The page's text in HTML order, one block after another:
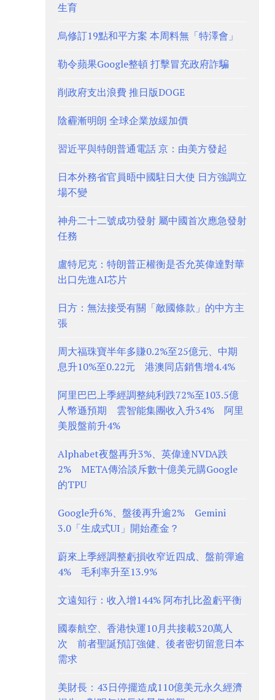
生育
烏修訂19點和平方案 本周料無「特澤會」
勒令蘋果Google整頓 打擊冒充政府詐騙
削政府支出浪費 推日版DOGE
陰霾漸明朗 全球企業放緩加價
習近平與特朗普通電話 京：由美方發起
日本外務省官員晤中國駐日大使 日方強調立
場不變
神舟二十二號成功發射 屬中國首次應急發射
任務
盧特尼克：特朗普正權衡是否允英偉達對華
出口先進AI芯片
日方：無法接受有關「敵國條款」的中方主
張
周大福珠寶半年多賺0.2%至25億元、中期
息升10%至0.22元 港澳同店銷售增4.4%
阿里巴巴上季經調整純利跌72%至103.5億
人幣遜預期 雲智能集團收入升34% 阿里
美股盤前升4%
Alphabet夜盤再升3%、英偉達NVDA跌
2% META傳洽談斥數十億美元購Google
的TPU
Google升6%、盤後再升逾2% Gemini
3.0「生成式UI」開始產金？
蔚來上季經調整虧損收窄近四成、盤前彈逾
4% 毛利率升至13.9%
文遠知行：收入增144% 阿布扎比盈虧平衡
國泰航空、香港快運10月共接載320萬人
次 前者聖誕預訂強健、後者密切留意日本
需求
美財長：43日停擺造成110億美元永久經濟